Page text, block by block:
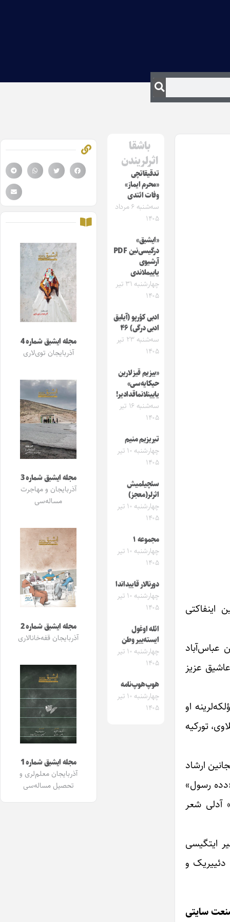
قوربانی بئیین اینفاکتی
ایل قاراداغ ماحالی‌نین عباس‌آباد
و عاشیق عزیز
او
تورکیه
ارشاد
ائتدیرن «دده رسول»
آدلی شعر
ایتگیسی
دئییریک و
سایتی
باشقا
اثرلریندن
تدقیقاتچی
«محرم ایماز»
وفات ائتدی
سه‌شنبه ۶ مرداد
۱۴۰۵
«ایشیق»
درگیسی‌نین PDF
آرشیوی
یاییملاندی
چهارشنبه ۳۱ تیر
۱۴۰۵
ادبی کؤرپو (آیلیق
ادبی درگی) ۴۶
سه‌شنبه ۲۳ تیر
۱۴۰۵
«بیزیم قیزلارین
حیکایه‌سی»
یایینلانماقدادیر!
سه‌شنبه ۱۶ تیر
۱۴۰۵
تبریزیم منیم
چهارشنبه ۱۰ تیر
۱۴۰۵
سئچیلمیش
اثرلر(معجز)
چهارشنبه ۱۰ تیر
۱۴۰۵
مجموعه ۱
چهارشنبه ۱۰ تیر
۱۴۰۵
دورنالار قاییداندا
چهارشنبه ۱۰ تیر
۱۴۰۵
ائله اوغول
ایسته‌ییر وطن
چهارشنبه ۱۰ تیر
۱۴۰۵
هوپ‌هوپ‌نامه
چهارشنبه ۱۰ تیر
۱۴۰۵
مجله ایشیق شماره 4
آذربایجان توی‌لاری
مجله ایشیق شماره 3
آذربایجان و مهاجرت
مساله‌سی
مجله ایشیق شماره 2
آذربایجان قفه‌خانالاری
مجله ایشیق شماره 1
آذربایجان معلم‌لری و
تحصیل مساله‌سی